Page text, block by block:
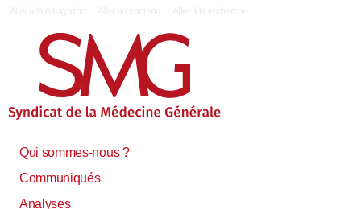
Qui sommes-nous ?
Communiqués
Analyses